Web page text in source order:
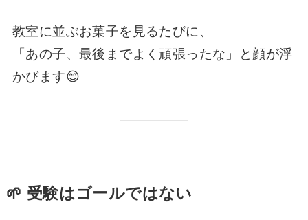
教室に並ぶお菓子を見るたびに、
「あの子、最後までよく頑張ったな」と顔が浮
かびます😊
🌱 受験はゴールではない